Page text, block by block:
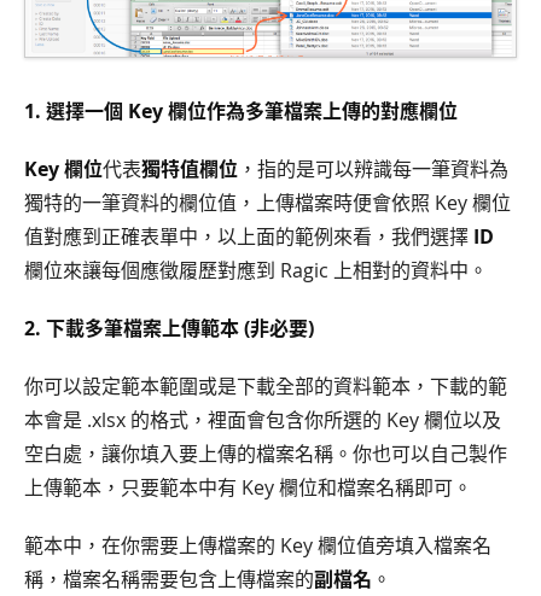
1. 選擇一個 Key 欄位作為多筆檔案上傳的對應欄位
Key 欄位代表獨特值欄位 ，指的是可以辨識每一筆資料為
獨特的一筆資料的欄位值，上傳檔案時便會依照 Key 欄位
值對應到正確表單中，以上面的範例來看，我們選擇 ID
欄位來讓每個應徵履歷對應到 Ragic 上相對的資料中。
2. 下載多筆檔案上傳範本 (非必要)
你可以設定範本範圍或是下載全部的資料範本，下載的範
本會是 .xlsx 的格式，裡面會包含你所選的 Key 欄位以及
空白處，讓你填入要上傳的檔案名稱。你也可以自己製作
上傳範本，只要範本中有 Key 欄位和檔案名稱即可。
範本中，在你需要上傳檔案的 Key 欄位值旁填入檔案名
稱，檔案名稱需要包含上傳檔案的副檔名 。